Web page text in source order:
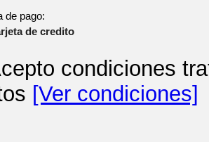
de pago:
de credito
condiciones
[Ver condiciones]